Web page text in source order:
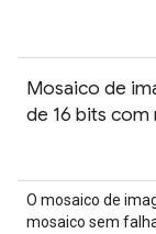
Mosaico de
de 16 bits
O mosaico de
mosaico sem